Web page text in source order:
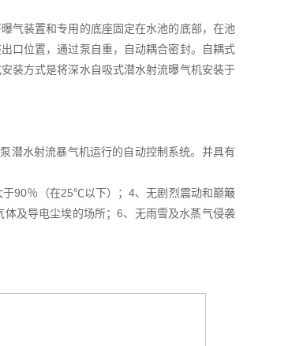
气装置和专用的底座固定在水池的底部，在池
口位置，通过泵自重，自动耦合密封。自耦式
装方式是将深水自吸式潜水射流曝气机安装于
潜水射流暴气机运行的自动控制系统。并具有
90％（在25℃以下）；4、无剧烈震动和巅簸
及导电尘埃的场所；6、无雨雪及水蒸气侵袭